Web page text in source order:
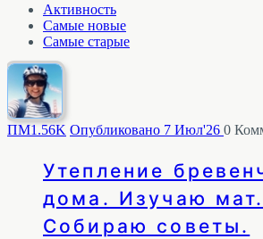
Активность
Самые новые
Самые старые
ПМ1.56K Опубликовано 7 Июл'26 0
Утепление
дома. Изучаю
Собираю советы.